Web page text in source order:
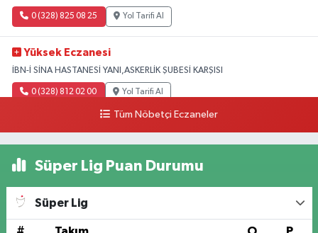
0 (328) 825 08 25 Yol Tarifi Al
Yüksek Eczanesi
İBN-İ SİNA HASTANESİ YANI,ASKERLİK ŞUBESİ KARŞISI
0 (328) 812 02 00 Yol Tarifi Al
Tüm Nöbetçi Eczaneler
Süper Lig Puan Durumu
Süper Lig